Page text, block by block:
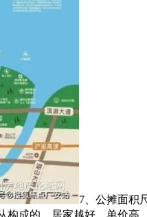
7、公摊面积
成的，居家越好、单价